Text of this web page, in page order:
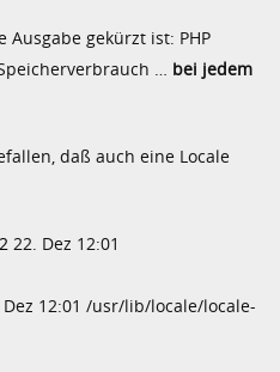
gekürzt ist: PHP
… bei jedem
daß auch eine Locale
22. Dez 12:01
12:01 /usr/lib/locale/locale-